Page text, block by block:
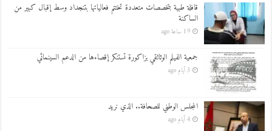
قافلة طبية بتخصصات متعددة تختتم فعالياتها بتنجداد وسط إقبال كبير من
الساكنة
19 ساعة ago
جمعية الفيلم الوثائقي بزاكورة تستنكر إقصاءها من الدعم السينمائي
3 أيام ago
المجلس الوطني للصحافة.. الذي نريد
4 أيام ago